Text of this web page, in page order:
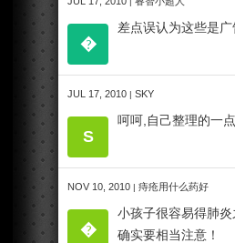
�
差点误认为这些是广
JUL 17, 2010 | SKY
S
呵呵,自己整理的一
NOV 10, 2010 | 痔疮用什么药好
�
小孩子很容易得肺炎
确实要相当注意！